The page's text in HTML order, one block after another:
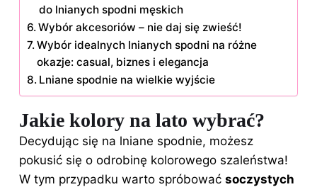
do lnianych spodni męskich
Wybór akcesoriów – nie daj się zwieść!
Wybór idealnych lnianych spodni na różne
okazje: casual, biznes i elegancja
Lniane spodnie na wielkie wyjście
Jakie kolory na lato wybrać?
Decydując się na lniane spodnie, możesz
pokusić się o odrobinę kolorowego szaleństwa!
W tym przypadku warto spróbować soczystych